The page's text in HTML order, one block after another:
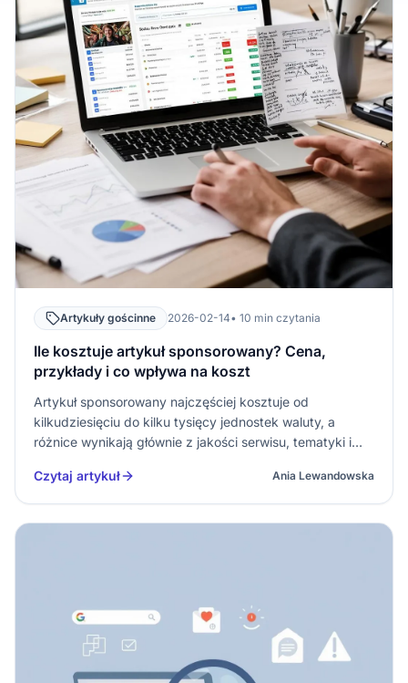
Artykuły gościnne 2026-02-14• 10 min czytania
Ile kosztuje artykuł sponsorowany? Cena,
przykłady i co wpływa na koszt
Artykuł sponsorowany najczęściej kosztuje od
kilkudziesięciu do kilku tysięcy jednostek waluty, a
różnice wynikają głównie z jakości serwisu, tematyki i
Optimization – optymalizacja pod wyszukiwarki
internetowe) cena rośnie, g…
Czytaj artykuł Ania Lewandowska